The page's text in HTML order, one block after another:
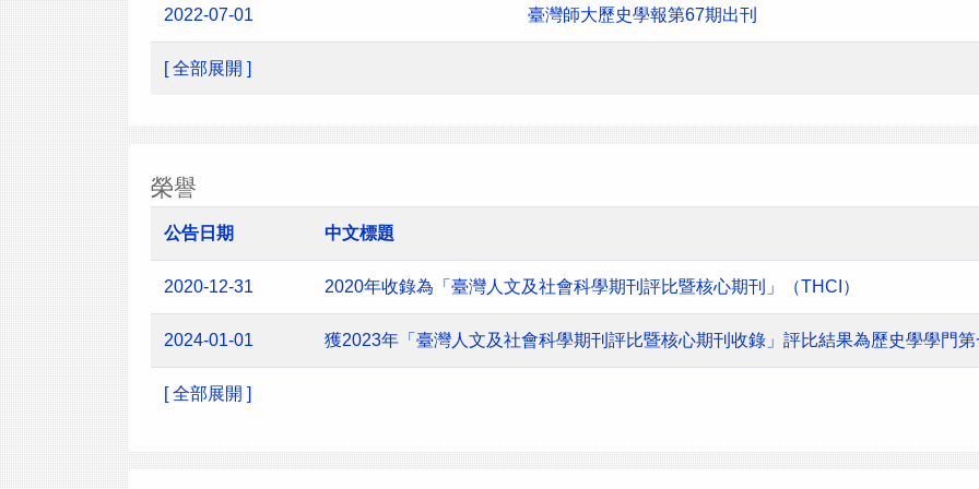
2022-07-01 臺灣師大歷史學報第67期出刊
[ 全部展開 ]
榮譽
公告日期 中文標題
2020-12-31 2020年收錄為「臺灣人文及社會科學期刊評比暨核心期刊」（THCI）
2024-01-01 獲2023年「臺灣人文及社會科學期刊評比暨核心期刊收錄」評比結果為歷史學學門
[ 全部展開 ]